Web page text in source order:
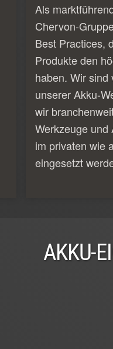
Als
Chervon-
Best Practices,
Produkte den
haben. Wir sind
unserer Akku-
wir
Werkzeuge und
im privaten wie
eingesetzt
AKKU-